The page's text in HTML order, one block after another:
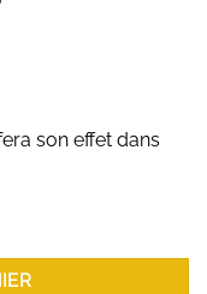
son effet dans